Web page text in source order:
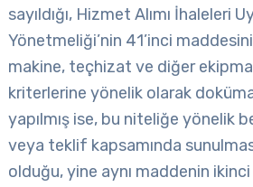
sayıldığı, Hizmet Alımı İhaleleri
Yönetmeliği’nin 41’inci
makine, teçhizat ve diğer
kriterlerine yönelik olarak
yapılmış ise, bu niteliğe yönelik
veya teklif kapsamında
olduğu, yine aynı maddenin ikinci